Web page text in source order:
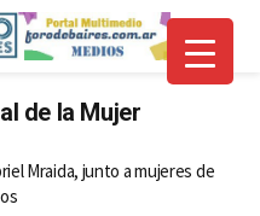
de la Mujer
Mraida, junto a mujeres de